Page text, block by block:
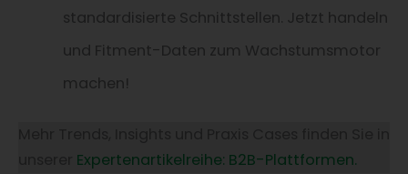
standardisierte Schnittstellen. Jetzt handeln
und Fitment-Daten zum Wachstumsmotor
machen!
Expertenartikelreihe: B2B-Plattformen.